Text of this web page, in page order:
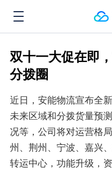
双十一大促在即
分拨圈
近日，安能物流宣布全
未来区域和分拨货量预
况等，公司将对运营格
州、荆州、宁波、嘉兴
转运中心，功能升级，